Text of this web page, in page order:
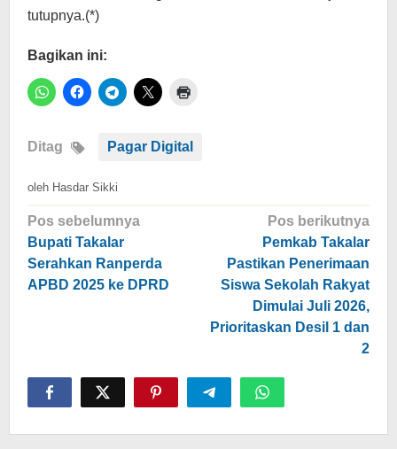
tutupnya.(*)
Bagikan ini:
Ditag Pagar Digital
oleh Hasdar Sikki
Navigasi
pos
Pos sebelumnya
Bupati Takalar
Serahkan Ranperda
APBD 2025 ke DPRD
Pos berikutnya
Pemkab Takalar
Pastikan Penerimaan
Siswa Sekolah Rakyat
Dimulai Juli 2026,
Prioritaskan Desil 1 dan
2